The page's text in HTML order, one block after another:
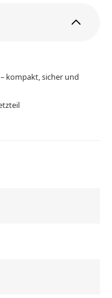
kompakt, sicher und